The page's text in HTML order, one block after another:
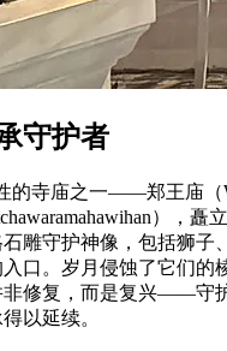
守护者
的寺庙之一——郑王庙（
），
雕守护神像，包括狮子
口。岁月侵蚀了它们的
非修复，而是复兴——守
以延续。